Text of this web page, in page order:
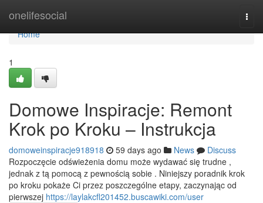
onelifesocial
Home
Home
1
Domowe Inspiracje: Remont
Krok po Kroku – Instrukcja
domoweinspiracje918918 59 days ago News
Discuss
Rozpoczęcie odświeżenia domu może wydawać się trudne ,
jednak z tą pomocą z pewnością sobie . Niniejszy poradnik krok
po kroku pokaże Ci przez poszczególne etapy, zaczynając od
pierwszej https://laylakcfl201452.buscawiki.com/user